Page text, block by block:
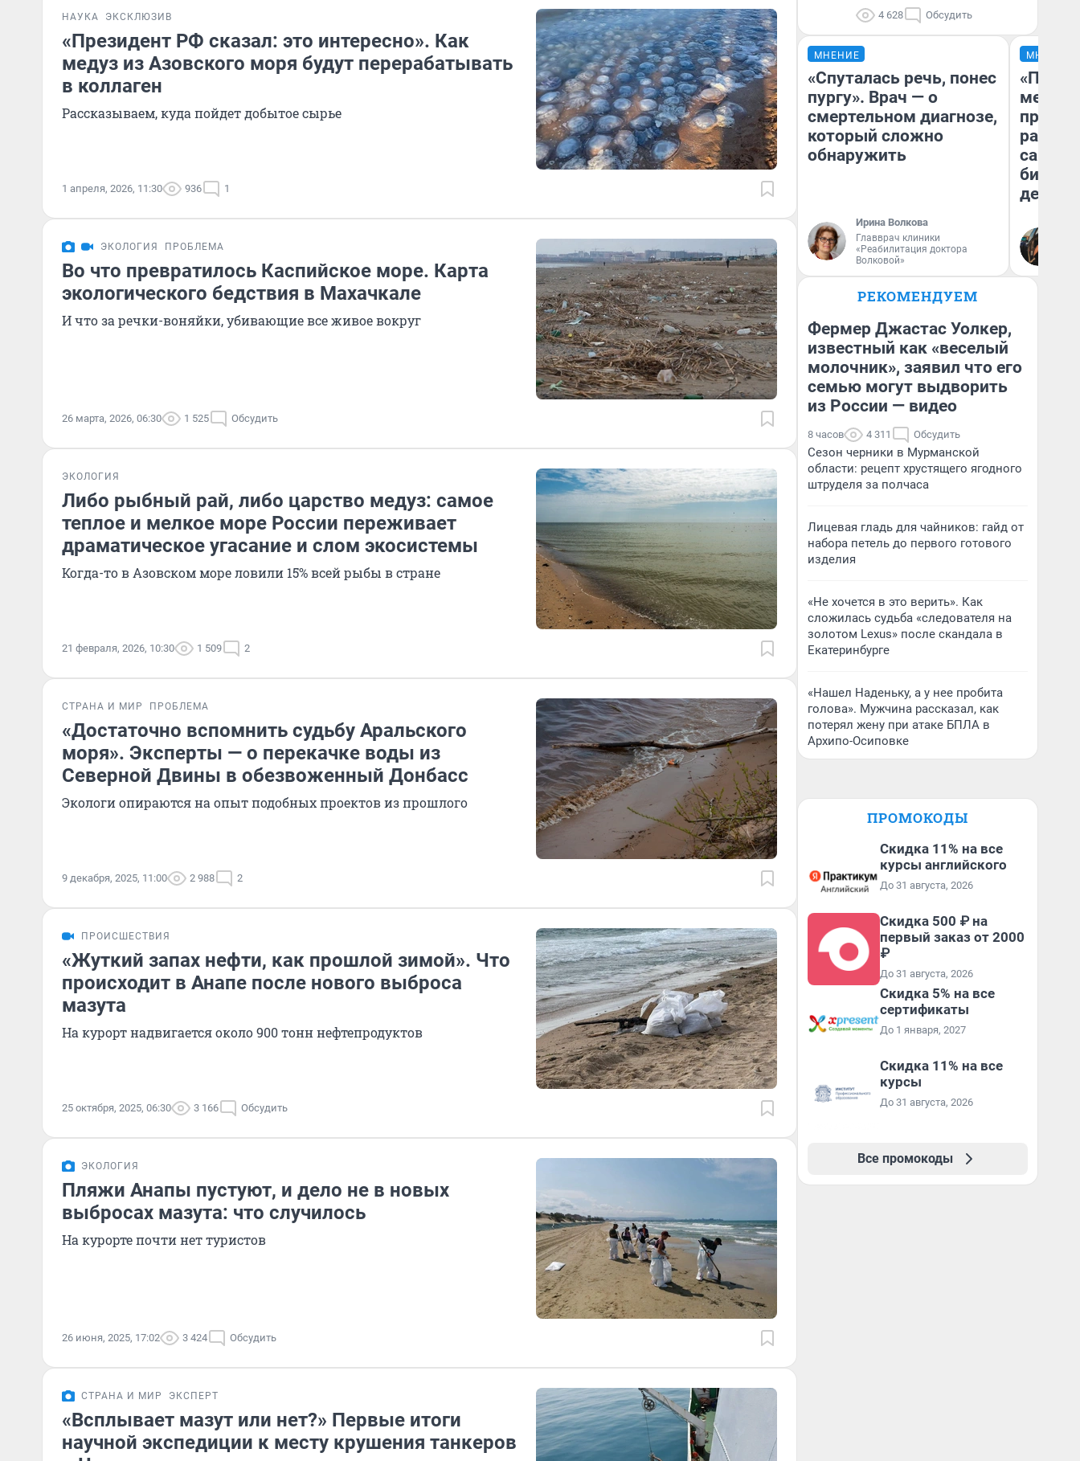
НАУКА ЭКСКЛЮЗИВ
«Президент РФ сказал: это интересно». Как
медуз из Азовского моря будут перерабатывать
в коллаген
Рассказываем, куда пойдет добытое сырье
1 апреля, 2026, 11:30 936 1
ЭКОЛОГИЯ ПРОБЛЕМА
Во что превратилось Каспийское море. Карта
экологического бедствия в Махачкале
И что за речки-воняйки, убивающие все живое вокруг
26 марта, 2026, 06:30 1 525 Обсудить
ЭКОЛОГИЯ
Либо рыбный рай, либо царство медуз: самое
теплое и мелкое море России переживает
драматическое угасание и слом экосистемы
Когда-то в Азовском море ловили 15% всей рыбы в стране
21 февраля, 2026, 10:30 1 509 2
СТРАНА И МИР ПРОБЛЕМА
«Достаточно вспомнить судьбу Аральского
моря». Эксперты — о перекачке воды из
Северной Двины в обезвоженный Донбасс
Экологи опираются на опыт подобных проектов из прошлого
9 декабря, 2025, 11:00 2 988 2
ПРОИСШЕСТВИЯ
«Жуткий запах нефти, как прошлой зимой». Что
происходит в Анапе после нового выброса
мазута
На курорт надвигается около 900 тонн нефтепродуктов
25 октября, 2025, 06:30 3 166 Обсудить
ЭКОЛОГИЯ
Пляжи Анапы пустуют, и дело не в новых
выбросах мазута: что случилось
На курорте почти нет туристов
26 июня, 2025, 17:02 3 424 Обсудить
СТРАНА И МИР ЭКСПЕРТ
«Всплывает мазут или нет?» Первые итоги
научной экспедиции к месту крушения танкеров
4 628 Обсудить
МНЕНИЕ
«Спуталась речь, понес
пургу». Врач — о
смертельном диагнозе,
который сложно
обнаружить
Ирина Волкова
Главврач клиники
«Реабилитация доктора
Волковой»
МНЕНИЕ
самом
РЕКОМЕНДУЕМ
Фермер Джастас Уолкер,
известный как «веселый
молочник», заявил что его
семью могут выдворить
из России — видео
8 часов 4 311 Обсудить
Сезон черники в Мурманской
области: рецепт хрустящего ягодного
штруделя за полчаса
Лицевая гладь для чайников: гайд от
набора петель до первого готового
изделия
«Не хочется в это верить». Как
сложилась судьба «следователя на
золотом Lexus» после скандала в
Екатеринбурге
«Нашел Наденьку, а у нее пробита
голова». Мужчина рассказал, как
потерял жену при атаке БПЛА в
Архипо-Осиповке
ПРОМОКОДЫ
Скидка 11% на все
курсы английского
До 31 августа, 2026
Скидка 500 ₽ на
первый заказ от 2000
₽
До 31 августа, 2026
Скидка 5% на все
сертификаты
До 1 января, 2027
Скидка 11% на все
курсы
До 31 августа, 2026
Все промокоды